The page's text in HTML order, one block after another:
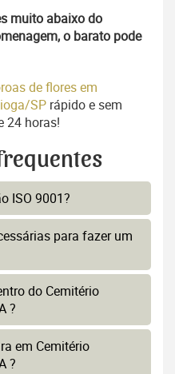
muito abaixo do
o barato pode
de flores em
SP rápido e sem
24 horas!
ISO 9001?
para fazer um
do Cemitério
?
em Cemitério
?